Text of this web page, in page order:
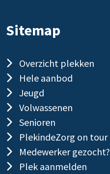
Sitemap
Overzicht plekken
Hele aanbod
Jeugd
Volwassenen
Senioren
PlekindeZorg on tour
Medewerker gezocht?
Plek aanmelden